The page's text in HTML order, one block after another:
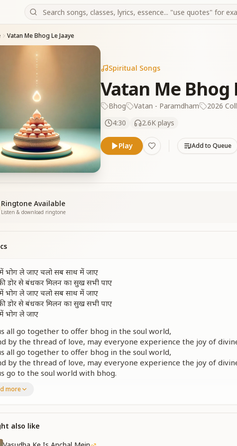
Vatan Me Bhog Le Jaaye
Spiritual Songs
Vatan Me Bhog
Bhog Vatan - Paramdham
2026
4:30
2.6K plays
Play Add to Queue
Ringtone Available
Listen & download ringtone
भोग ले जाए चलो सब साथ में जाए
डोर से बंधकर मिलन का सुख सभी पाए
भोग ले जाए चलो सब साथ में जाए
डोर से बंधकर मिलन का सुख सभी पाए
भोग ले जाए
all go together to offer bhog in the soul world,
by the thread of love, may everyone experience the joy of
all go together to offer bhog in the soul world,
by the thread of love, may everyone experience the joy of
go to the soul world with bhog.
पालन वो करता सभी में खुशियां वो भरता
पालनहारे को मन के सब भाव दे आए
की डोर से बंधकर मिलन का सुख सभी पाए
में भोग ले जाए चलो सब साथ में जाए
डोर से बंधकर मिलन का सुख सभी पाए
more
also like